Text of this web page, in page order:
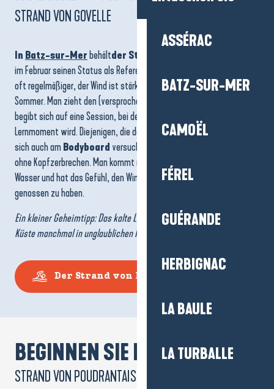
ASSÉRAC
BATZ-SUR-MER
CAMOËL
FÉREL
GUÉRANDE
HERBIGNAC
LA BAULE
LA TURBALLE
STRAND VON GOVELLE
In Batz-sur-Mer behältder Strand La Govelle
im Februar seinen Status als Referenz für Wellenreiter. Die Wellen sind
oft regelmäßiger, der Wind ist stärker und die Stimmung ruhiger als im
Sommer. Man zieht den (versprochen dicken) Neoprenanzug an und
begibt sich auf eine Session, bei der jede Welle zu einem echten
Lernmoment wird. Diejenigen, die das
Brettlieber meiden, können
sich auch amBodyboard versuchen: garantierter Nervenkitzel,
ohne Kopfzerbrechen. Man kommt müde, aber glücklich aus dem
Wasser und hat das Gefühl, den Winter auf eine andere Art und Weise
genossen zu haben.
Ein kleiner Geheimtipp: Das kalte Licht im Februar lässt die wilde
Küste manchmal in unglaublichen Farben erstrahlen!
Der Strand von La Govelle
BEGINNEN SIE IN PÉNESTIN
STRAND VON POUDRANTAIS